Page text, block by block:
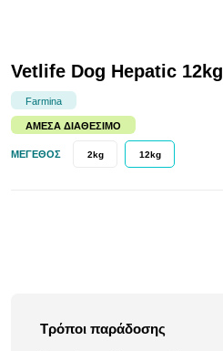
Vetlife Dog Hepatic 12kg
Farmina
ΆΜΕΣΑ ΔΙΑΘΈΣΙΜΟ
ΜΈΓΕΘΟΣ 2kg 12kg
Τρόποι παράδοσης